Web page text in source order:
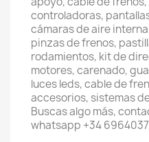
controladoras,
cámaras de aire
pinzas de frenos,
rodamientos, kit de
motores, carenado,
luces leds, cable de
accesorios, sistemas
Buscas algo más,
whatsapp +34